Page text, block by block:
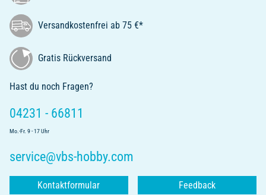
Versandkostenfrei ab 75 €*
Gratis Rückversand
Hast du noch Fragen?
04231 - 66811
Mo.-Fr. 9 - 17 Uhr
service@vbs-hobby.com
Kontaktformular Feedback